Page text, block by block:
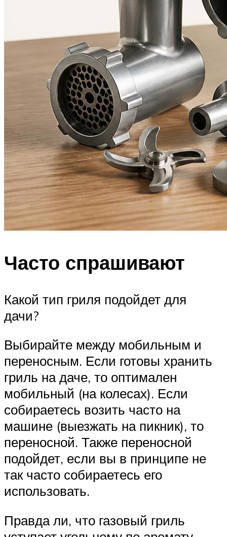
Часто спрашивают
Какой тип гриля подойдет для
дачи?
Выбирайте между мобильным и
переносным. Если готовы хранить
гриль на даче, то оптимален
мобильный (на колесах). Если
собираетесь возить часто на
машине (выезжать на пикник), то
переносной. Также переносной
подойдет, если вы в принципе не
так часто собираетесь его
использовать.
Правда ли, что газовый гриль